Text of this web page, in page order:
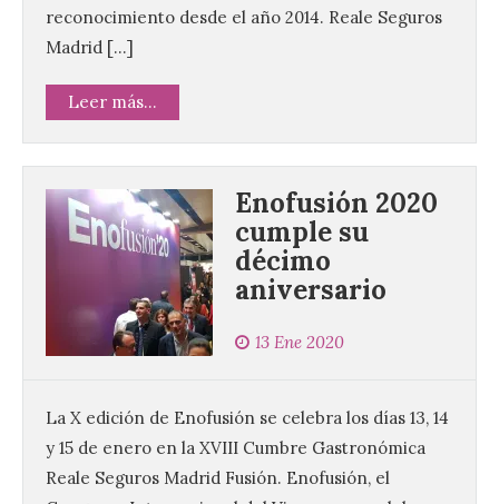
reconocimiento desde el año 2014. Reale Seguros
Madrid […]
Leer más...
Enofusión 2020
cumple su
décimo
aniversario
13 Ene 2020
La X edición de Enofusión se celebra los días 13, 14
y 15 de enero en la XVIII Cumbre Gastronómica
Reale Seguros Madrid Fusión. Enofusión, el